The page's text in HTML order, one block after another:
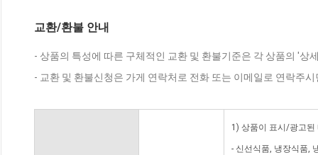
교환/환불 안내
- 상품의 특성에 따른 구체적인 교환 및 환불기준은 각 상품의 '상
- 교환 및 환불신청은 가게 연락처로 전화 또는 이메일로 연락주
1) 상품이 표시/광고된
- 신선식품, 냉장식품,